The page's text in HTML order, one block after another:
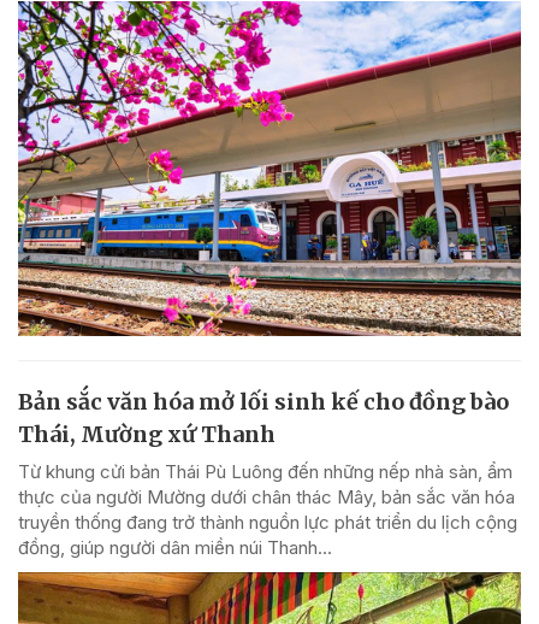
Bản sắc văn hóa mở lối sinh kế cho đồng bào
Thái, Mường xứ Thanh
Từ khung cửi bản Thái Pù Luông đến những nếp nhà sàn, ẩm
thực của người Mường dưới chân thác Mây, bản sắc văn hóa
truyền thống đang trở thành nguồn lực phát triển du lịch cộng
đồng, giúp người dân miền núi Thanh...